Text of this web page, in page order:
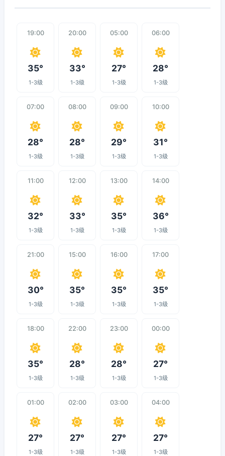
19:00
35°
1-3级
20:00
33°
1-3级
05:00
27°
1-3级
06:00
28°
1-3级
07:00
28°
1-3级
08:00
28°
1-3级
09:00
29°
1-3级
10:00
31°
1-3级
11:00
32°
1-3级
12:00
33°
1-3级
13:00
35°
1-3级
14:00
36°
1-3级
21:00
30°
1-3级
15:00
35°
1-3级
16:00
35°
1-3级
17:00
35°
1-3级
18:00
35°
1-3级
22:00
28°
1-3级
23:00
28°
1-3级
00:00
27°
1-3级
01:00
27°
1-3级
02:00
27°
1-3级
03:00
27°
1-3级
04:00
27°
1-3级